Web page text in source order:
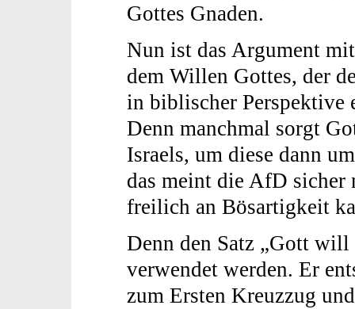
Gottes Gnaden.
Nun ist das Argument mit
dem Willen Gottes, der
in biblischer Perspektive
Denn manchmal sorgt
Israels, um diese dann
das meint die AfD
freilich an Bösartigkeit
Denn den Satz „Gott
verwendet werden. Er
zum Ersten Kreuz­zug